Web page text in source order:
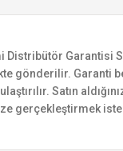
Distribütör
gönderilir. Garanti
Satın
gerçekleştirmek